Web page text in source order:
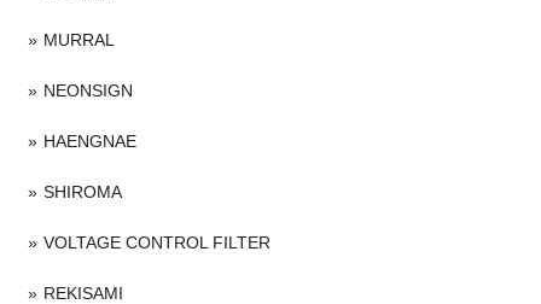
MURRAL
NEONSIGN
HAENGNAE
SHIROMA
VOLTAGE CONTROL FILTER
REKISAMI